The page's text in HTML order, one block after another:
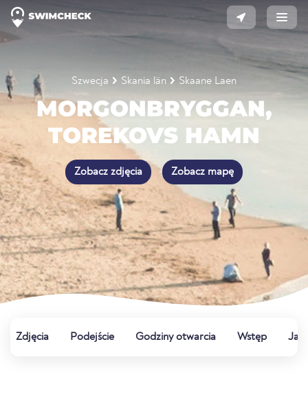
Szwecja Skania län Skaane Laen
MORGONBRYGGAN,
TOREKOVS HAMN
Zobacz zdjęcia Zobacz mapę
Zdjęcia Podejście Godziny otwarcia Wstęp